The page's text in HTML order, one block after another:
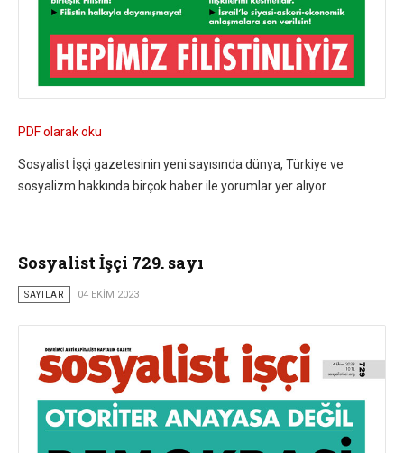
PDF olarak oku
Sosyalist İşçi gazetesinin yeni sayısında dünya, Türkiye ve
sosyalizm hakkında birçok haber ile yorumlar yer alıyor.
Sosyalist İşçi 729. sayı
SAYILAR 04 EKIM 2023